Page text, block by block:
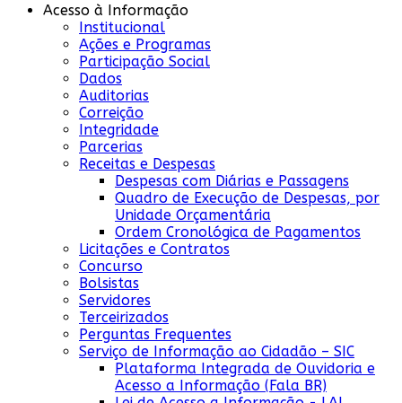
Acesso à Informação
Institucional
Ações e Programas
Participação Social
Dados
Auditorias
Correição
Integridade
Parcerias
Receitas e Despesas
Despesas com Diárias e Passagens
Quadro de Execução de Despesas, por
Unidade Orçamentária
Ordem Cronológica de Pagamentos
Licitações e Contratos
Concurso
Bolsistas
Servidores
Terceirizados
Perguntas Frequentes
Serviço de Informação ao Cidadão – SIC
Plataforma Integrada de Ouvidoria e
Acesso a Informação (Fala BR)